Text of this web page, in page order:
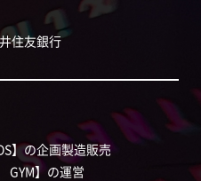
住友銀行
】の企画製造販売
GYM】の運営